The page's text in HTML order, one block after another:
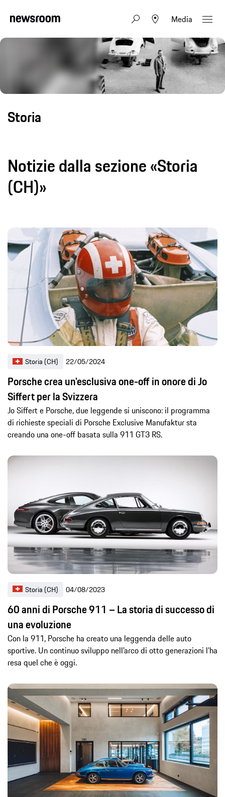
Media
Storia
Notizie dalla sezione «Storia
(CH)»
Storia (CH) 22/05/2024
Porsche crea un'esclusiva one-off in onore di Jo
Siffert per la Svizzera
Jo Siffert e Porsche, due leggende si uniscono: il programma
di richieste speciali di Porsche Exclusive Manufaktur sta
creando una one-off basata sulla 911 GT3 RS.
Storia (CH) 04/08/2023
60 anni di Porsche 911 – La storia di successo di
una evoluzione
Con la 911, Porsche ha creato una leggenda delle auto
sportive. Un continuo sviluppo nell’arco di otto generazioni l’ha
resa quel che è oggi.